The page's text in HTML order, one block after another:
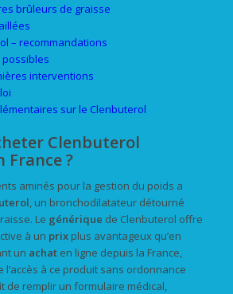
brûleurs de graisse
– recommandations
interventions
sur le Clenbuterol
Clenbuterol
France ?
aminés pour la gestion du poids a
, un bronchodilatateur détourné
Le générique de Clenbuterol offre
à un prixplus avantageux qu’en
un achaten ligne depuis la France,
l’accès à ce produit sans ordonnance
de remplir un formulaire médical,